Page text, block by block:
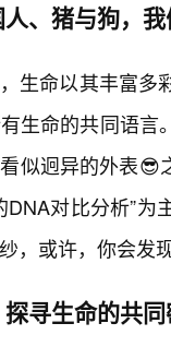
、猪与狗，
生命以其丰富多
生命的共同语
似迥异的外表
DNA对比分析”
，或许，你会发
寻生命的共